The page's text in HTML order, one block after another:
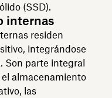
(SSD).
internas
residen
integrándose
Son parte integral
almacenamiento
las